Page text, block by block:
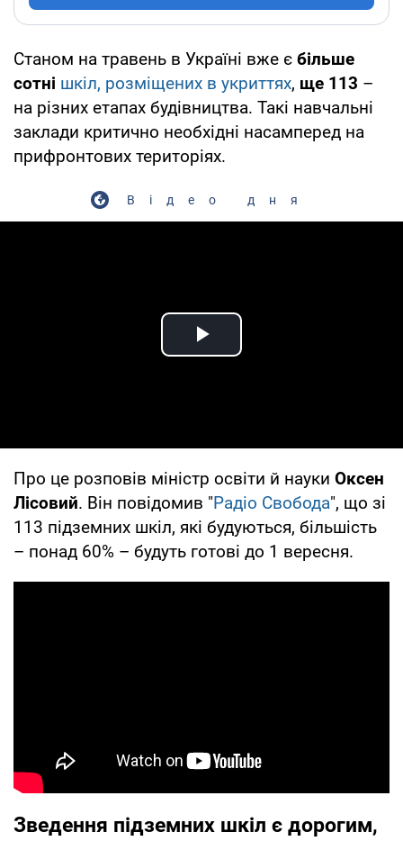
Станом на травень в Україні вже є більше
сотні шкіл, розміщених в укриттях, ще 113 –
на різних етапах будівництва. Такі навчальні
заклади критично необхідні насамперед на
прифронтових територіях.
Відео дня
Play Video
Про це розповів міністр освіти й науки Оксен
Лісовий. Він повідомив "Радіо Свобода", що зі
113 підземних шкіл, які будуються, більшість
– понад 60% – будуть готові до 1 вересня.
Зведення підземних шкіл є дорогим,